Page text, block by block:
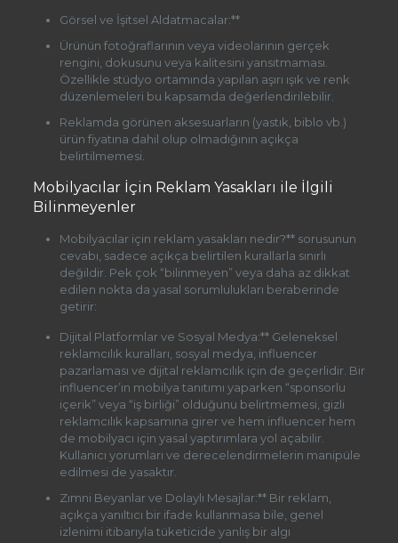
Görsel ve İşitsel Aldatmacalar:**
Ürünün fotoğraflarının veya videolarının gerçek
rengini, dokusunu veya kalitesini yansıtmaması.
Özellikle stüdyo ortamında yapılan aşırı ışık ve renk
düzenlemeleri bu kapsamda değerlendirilebilir.
Reklamda görünen aksesuarların (yastık, biblo vb.)
ürün fiyatına dahil olup olmadığının açıkça
belirtilmemesi.
Mobilyacılar İçin Reklam Yasakları ile İlgili
Bilinmeyenler
Mobilyacılar için reklam yasakları nedir?** sorusunun
cevabı, sadece açıkça belirtilen kurallarla sınırlı
değildir. Pek çok “bilinmeyen” veya daha az dikkat
edilen nokta da yasal sorumlulukları beraberinde
getirir:
Dijital Platformlar ve Sosyal Medya:** Geleneksel
reklamcılık kuralları, sosyal medya, influencer
pazarlaması ve dijital reklamcılık için de geçerlidir. Bir
influencer’ın mobilya tanıtımı yaparken “sponsorlu
içerik” veya “iş birliği” olduğunu belirtmemesi, gizli
reklamcılık kapsamına girer ve hem influencer hem
de mobilyacı için yasal yaptırımlara yol açabilir.
Kullanıcı yorumları ve derecelendirmelerin manipüle
edilmesi de yasaktır.
Zımni Beyanlar ve Dolaylı Mesajlar:** Bir reklam,
açıkça yanıltıcı bir ifade kullanmasa bile, genel
izlenimi itibarıyla tüketicide yanlış bir algı